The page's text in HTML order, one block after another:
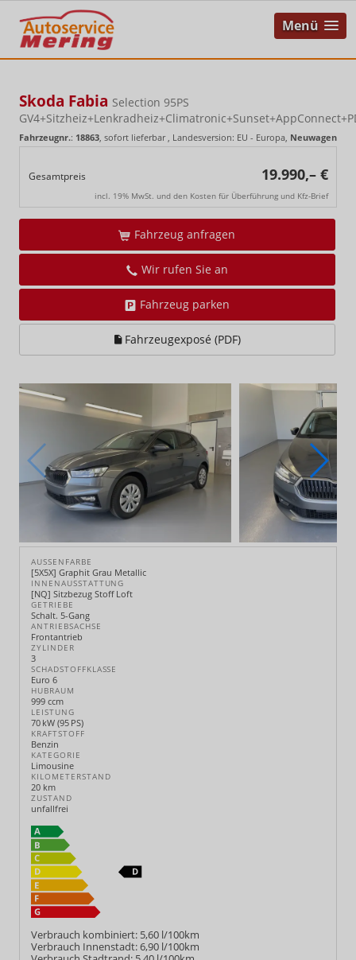
Menü
Skoda Fabia Selection 95PS
Fahrzeugnr.: 18863, sofort lieferbar, Landesversion: EU - Europa, Neuwagen
Gesamtpreis 19.990,– €
incl. 19% MwSt. und den Kosten für Überführung und Kfz-Brief
Fahrzeug anfragen
Wir rufen Sie an
Fahrzeug parken
Fahrzeugexposé (PDF)
AUSSENFARBE
[5X5X] Graphit Grau Metallic
INNENAUSSTATTUNG
[NQ] Sitzbezug Stoff Loft
GETRIEBE
Schalt. 5-Gang
ANTRIEBSACHSE
Frontantrieb
ZYLINDER
3
SCHADSTOFFKLASSE
Euro 6
HUBRAUM
999 ccm
LEISTUNG
70 kW (95 PS)
KRAFTSTOFF
Benzin
KATEGORIE
Limousine
KILOMETERSTAND
20 km
ZUSTAND
unfallfrei
Verbrauch kombiniert: 5,60 l/100km
Verbrauch Innenstadt:6,90 l/100km